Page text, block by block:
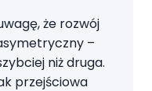
że rozwój
–
niż druga.
przejściowa